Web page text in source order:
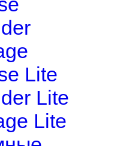
Lite
Lite
Lite